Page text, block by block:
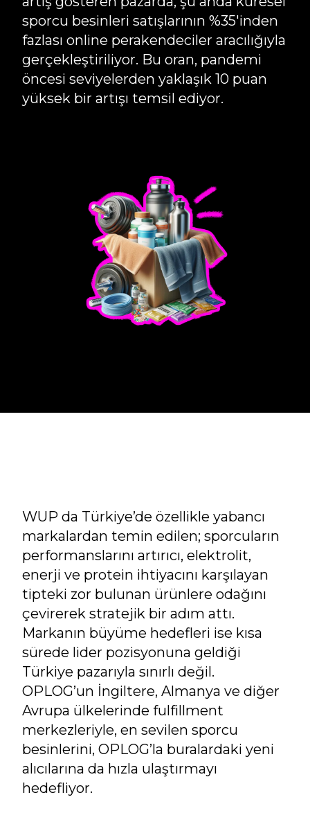
sporcu besinleri satışlarının %35'inden
fazlası online perakendeciler aracılığıyla
gerçekleştiriliyor. Bu oran, pandemi
öncesi seviyelerden yaklaşık 10 puan
yüksek bir artışı temsil ediyor.
WUP da Türkiye’de özellikle yabancı
markalardan temin edilen; sporcuların
performanslarını artırıcı, elektrolit,
enerji ve protein ihtiyacını karşılayan
tipteki zor bulunan ürünlere odağını
çevirerek stratejik bir adım attı.
Markanın büyüme hedefleri ise kısa
sürede lider pozisyonuna geldiği
Türkiye pazarıyla sınırlı değil.
OPLOG’un İngiltere, Almanya ve diğer
Avrupa ülkelerinde fulfillment
merkezleriyle, en sevilen sporcu
besinlerini, OPLOG’la buralardaki yeni
alıcılarına da hızla ulaştırmayı
hedefliyor.